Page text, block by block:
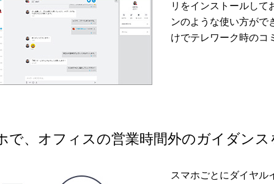
リをインストールし
ンのような使い方がで
けでテレワーク時のコ
で、オフィスの営業時間外のガイダンス
スマホごとにダイヤル